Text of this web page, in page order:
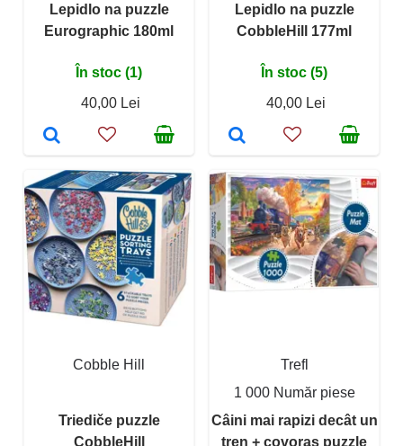
Lepidlo na puzzle
Eurographic 180ml
În stoc (1)
40,00 Lei
Lepidlo na puzzle
CobbleHill 177ml
În stoc (5)
40,00 Lei
Cobble Hill
Triediče puzzle
CobbleHill
Trefl
1 000 Număr piese
Câini mai rapizi decât un
tren + covoraș puzzle